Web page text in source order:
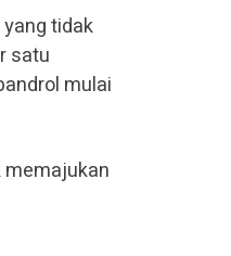
tidak
satu
mulai
memajukan